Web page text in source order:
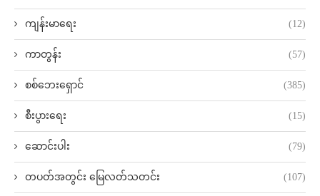
ကျန်းမာရေး (12)
ကာတွန်း (57)
စစ်ဘေးရှောင် (385)
စီးပွားရေး (15)
ဆောင်းပါး (79)
တပတ်အတွင်း မြေလတ်သတင်း (107)